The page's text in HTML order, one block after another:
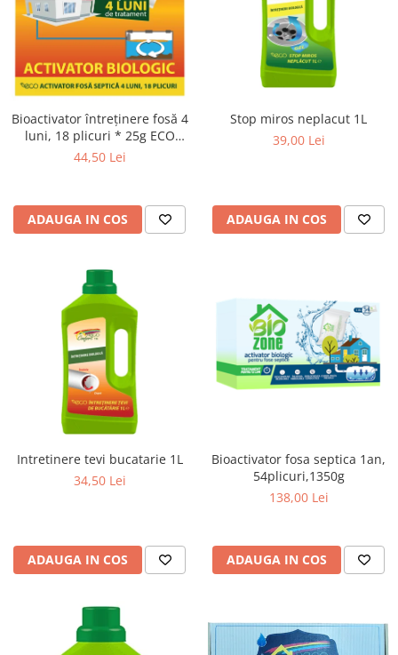
Bioactivator întreținere fosă 4
luni, 18 plicuri * 25g ECO
CONFORT
44,50 Lei
ADAUGA IN COS
Stop miros neplacut 1L
39,00 Lei
ADAUGA IN COS
Intretinere tevi bucatarie 1L
34,50 Lei
ADAUGA IN COS
Bioactivator fosa septica 1an,
54plicuri,1350g
138,00 Lei
ADAUGA IN COS